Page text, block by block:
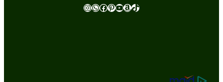
InstagramWhatsApp Facebook Pinterest Youtube Amazon TikTok